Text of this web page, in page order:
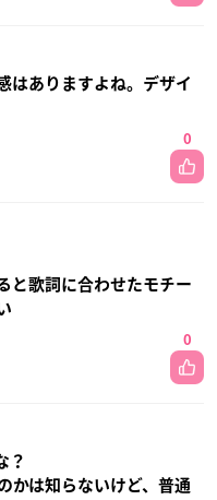
はありますよね。デザイ
0
と歌詞に合わせたモチー
0
？
かは知らないけど、普通